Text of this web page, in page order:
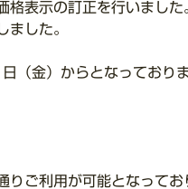
表示の訂正を行いました
した。
金）からとなっており
ご利用が可能となってお